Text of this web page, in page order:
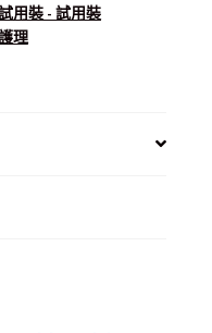
用裝 - 試用裝
理